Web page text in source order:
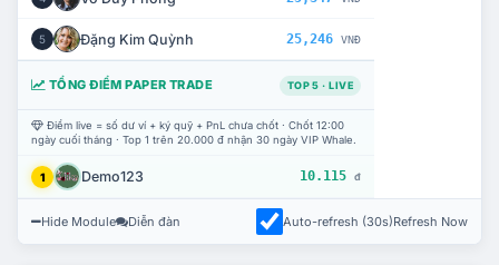
5 Đặng Kim Quỳnh 25,246 VNĐ
TỔNG ĐIỂM PAPER TRADE TOP 5 · LIVE
Điểm live = số dư ví + ký quỹ + PnL chưa chốt · Chốt 12:00
ngày cuối tháng · Top 1 trên 20.000 đ nhận 30 ngày VIP Whale.
1 Demo123 10.115 đ
Hide Module Diễn đàn Auto-refresh (30s)Refresh Now